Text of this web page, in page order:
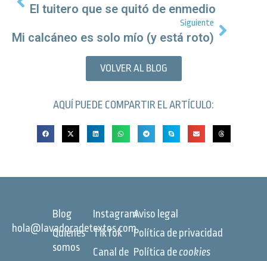
El tuitero que se quitó de enmedio
Siguiente
Mi calcáneo es solo mío (y está roto)
VOLVER AL BLOG
AQUÍ PUEDE COMPARTIR EL ARTÍCULO:
hola@lavadoradetextos.com
Blog
Quiénes
somos
Instagram
TikTok
Canal de
Aviso legal
Política de privacidad
Política decookies